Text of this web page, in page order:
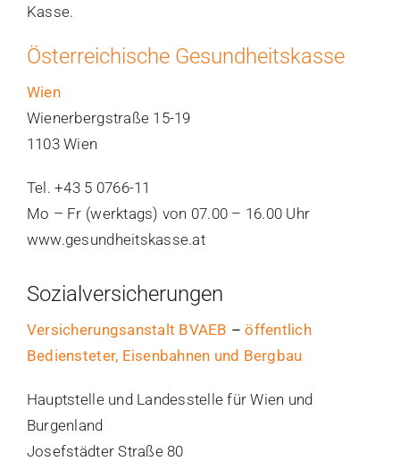
Kasse.
Österreichische Gesundheitskasse
Wien
Wienerbergstraße 15-19
1103 Wien
Tel. +43 5 0766-11
Mo – Fr (werktags) von 07.00 – 16.00 Uhr
www.gesundheitskasse.at
Sozialversicherungen
Versicherungsanstalt BVAEB –öffentlich
Bediensteter, Eisenbahnen und Bergbau
Hauptstelle und Landesstelle für Wien und
Burgenland
Josefstädter Straße 80